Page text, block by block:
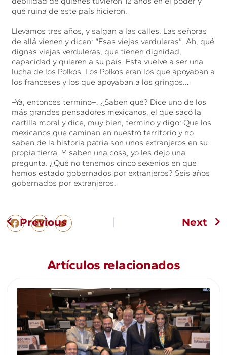
qué ruina de este país hicieron.
Llevamos tres años, y salgan a las calles. Las señoras
de allá vienen y dicen: “Esas viejas verduleras”. Ah, qué
dignas viejas verduleras, que tienen dignidad,
capacidad y quieren a su país. Esta vuelve a ser una
lucha de los Polkos. Los Polkos eran los que apoyaban a
los franceses y los que apoyaban a los gringos…
–Ya, entonces termino–. ¿Saben qué? Dice uno de los
más grandes pensadores mexicanos, el que sacó la
cartilla moral y dice, muy bien, termino y digo: Que los
mexicanos que caminan en nuestro territorio y no
saben de la historia patria son unos extranjeros en su
propia tierra. Y saben una cosa, yo les dejo una
pregunta. ¿Qué no tenemos cinco sexenios en que
hemos estado gobernados por extranjeros? Seis años
gobernados por extranjeros.
Previous Next
Artículos relacionados